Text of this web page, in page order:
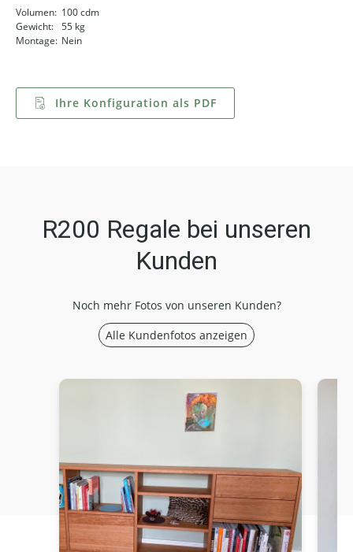
Volumen: 100 cdm
Gewicht: 55 kg
Montage: Nein
Ihre Konfiguration als PDF
R200 Regale bei unseren
Kunden
Noch mehr Fotos von unseren Kunden?
Alle Kundenfotos anzeigen